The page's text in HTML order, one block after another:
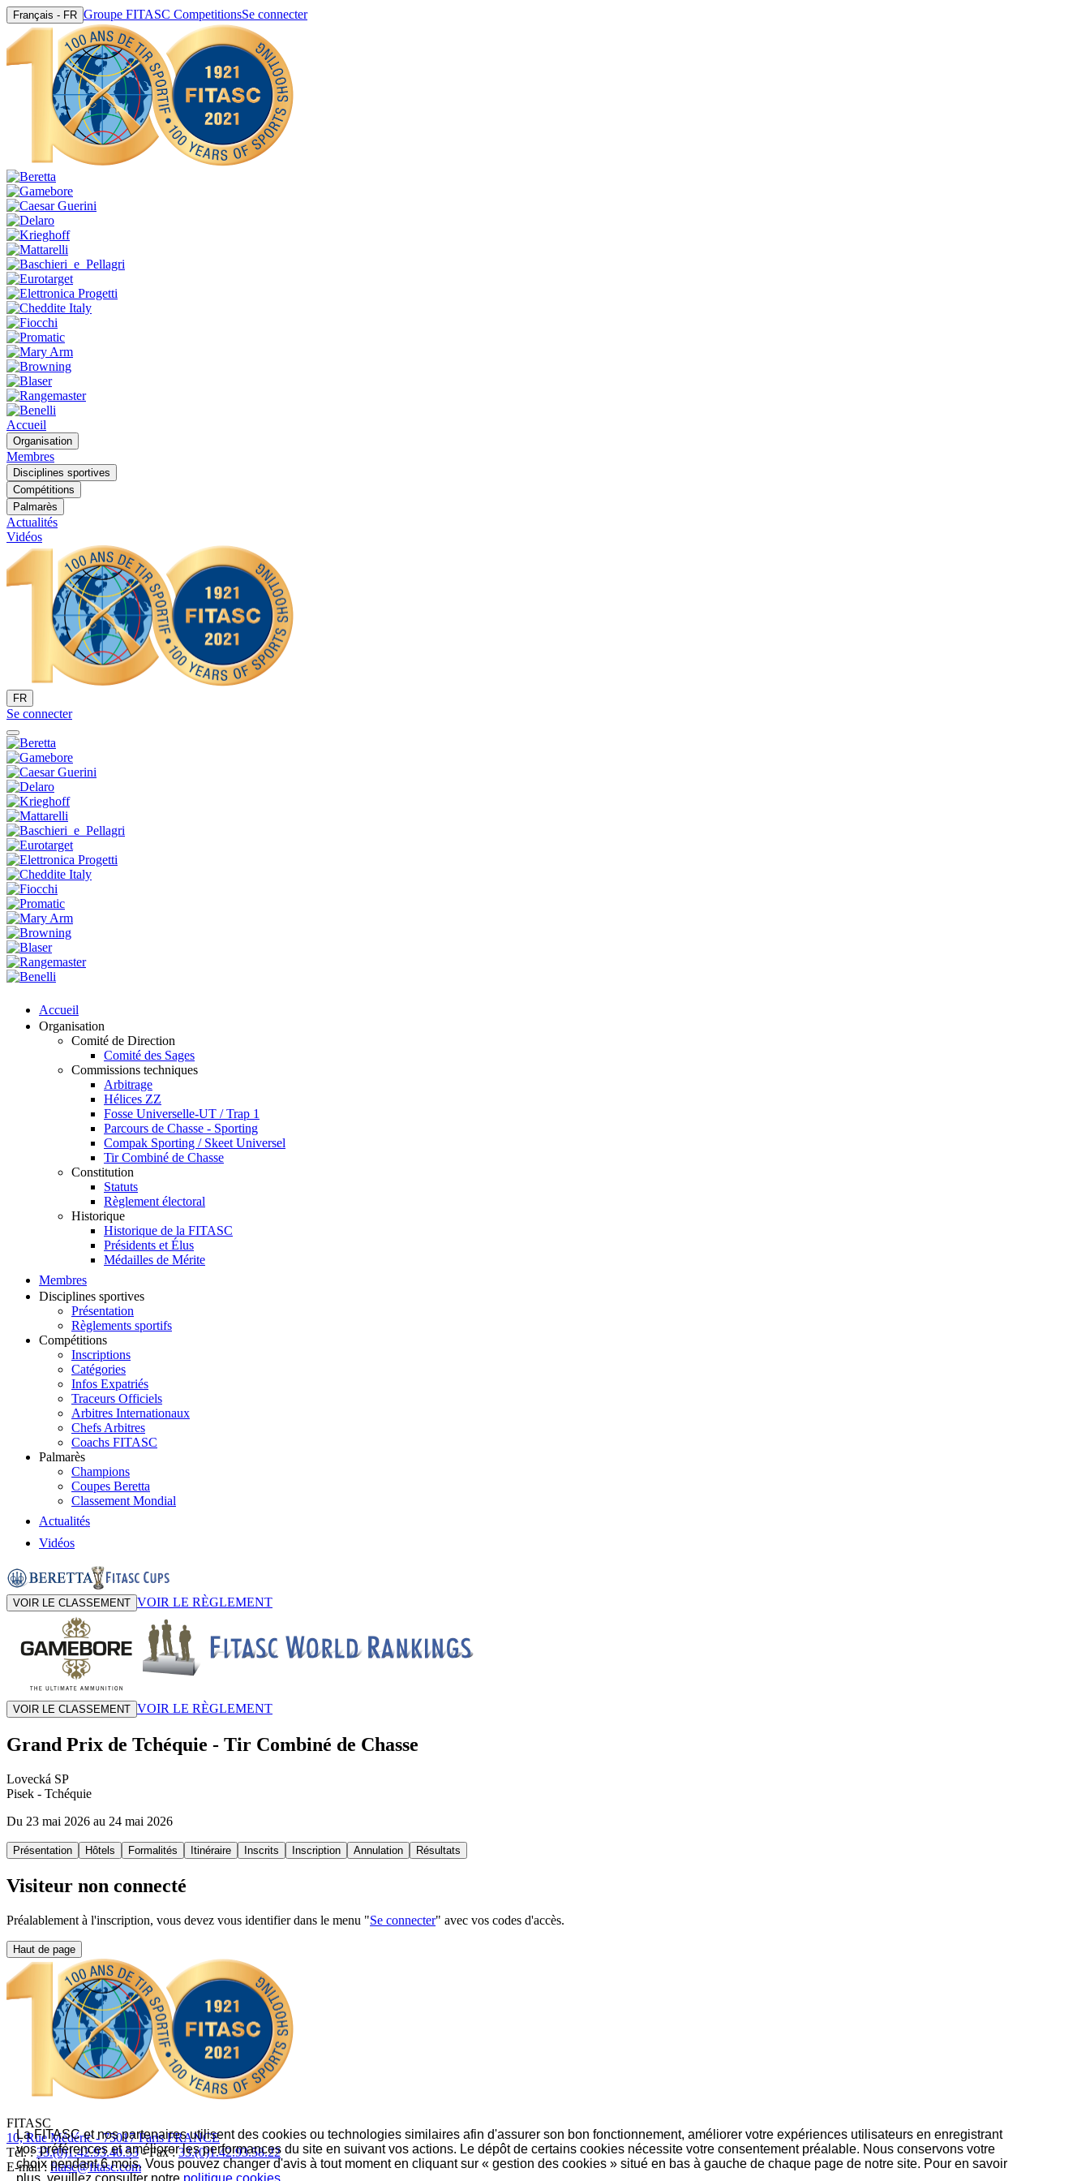
Français - FR Groupe FITASC CompetitionsSe connecter
Accueil
Organisation
Membres
Disciplines sportives
Compétitions
Palmarès
Actualités
Vidéos
FR
Se connecter
Accueil
Organisation
Comité de Direction
Comité des Sages
Commissions techniques
Arbitrage
Hélices ZZ
Fosse Universelle-UT / Trap 1
Parcours de Chasse - Sporting
Compak Sporting / Skeet Universel
Tir Combiné de Chasse
Constitution
Statuts
Règlement électoral
Historique
Historique de la FITASC
Présidents et Élus
Médailles de Mérite
Membres
Disciplines sportives
Présentation
Règlements sportifs
Compétitions
Inscriptions
Catégories
Infos Expatriés
Traceurs Officiels
Arbitres Internationaux
Chefs Arbitres
Coachs FITASC
Palmarès
Champions
Coupes Beretta
Classement Mondial
Actualités
Vidéos
VOIR LE CLASSEMENT VOIR LE RÈGLEMENT
VOIR LE CLASSEMENT VOIR LE RÈGLEMENT
Grand Prix de Tchéquie - Tir Combiné de Chasse
Lovecká SP
Pisek - Tchéquie
Du 23 mai 2026 au 24 mai 2026
Présentation Hôtels Formalités Itinéraire Inscrits Inscription Annulation Résultats
Visiteur non connecté
Préalablement à l'inscription, vous devez vous identifier dans le menu "Se connecter" avec vos codes d'accès.
Haut de page
FITASC
10, Rue Médéric - 75017 Paris FRANCE
Tél. :33.(0)1.42.93.40.53- Fax :33.(0)1.42.93.58.22
E-mail : fitasc@fitasc.com
La FITASC et nos partenaires utilisent des cookies ou technologies similaires afin d'assurer son bon fonctionnement, améliorer votre expériences utilisateurs en enregistrant
vos préférences et améliorer les performances du site en suivant vos actions. Le dépôt de certains cookies nécessite votre consentement préalable. Nous conservons votre
choix pendant 6 mois. Vous pouvez changer d'avis à tout moment en cliquant sur « gestion des cookies » situé en bas à gauche de chaque page de notre site. Pour en savoir
plus, veuillez consulter notre politique cookies